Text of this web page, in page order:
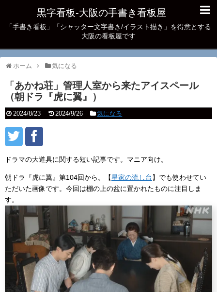
黒字看板‐大阪の手書き看板屋
「手書き看板」「シャッター文字書き/イラスト描き」を得意とする
大阪の看板屋です
ホーム 気になる
「あかね荘」管理人室から来たアイスペール
（朝ドラ『虎に翼』）
2024/8/23 2024/9/26 気になる
ドラマの大道具に関する短い記事です。マニア向け。
朝ドラ『虎に翼』第104回から。【星家の流し台】でも使わせてい
ただいた画像です。今回は棚の上の盆に置かれたものに注目しま
す。